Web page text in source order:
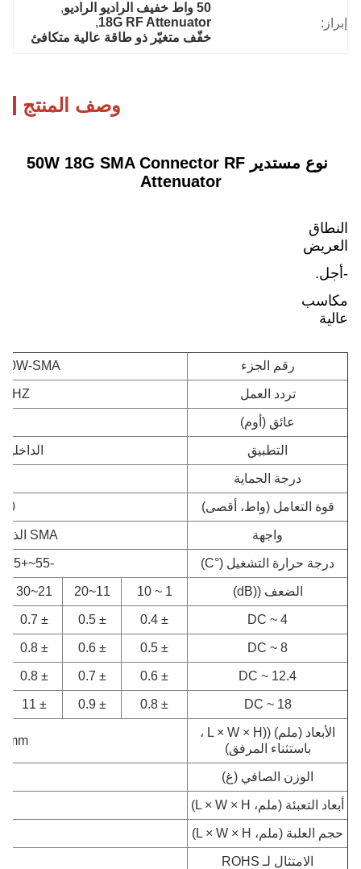
إبراز:
50 واط خفيف الراديو الراديو
,
18G RF Attenuator
,
خفّف متغيّر ذو طاقة عالية متكافئ
وصف المنتج
نوع مستدير 50W 18G SMA Connector RF
Attenuator
النطاق
العريض
-أجل.
مكاسب
عالية
رقم الجزء SMA
تردد العمل
عائق (أوم)
التطبيق
درجة الحماية
قوة التعامل (واط، أقصى) 50 واط
واجهة SMA الذكر-SMA الإناث
درجة حرارة التشغيل (°C) -55~+125 درجة مئوية
الضعف ((dB) 1 ~ 10
11~20
21~30
DC ~ 4
± 0.4
± 0.5
± 0.7
DC ~ 8
± 0.5
± 0.6
± 0.8
DC ~ 12.4
± 0.6
± 0.7
± 0.8
DC ~ 18
± 0.8
± 0.9
± 11
الأبعاد (ملم) ((L × W × H ،
باستثناء المرفق)
الوزن الصافي (غ)
أبعاد التعبئة (ملم، L × W × H)
حجم العلبة (ملم، L × W × H)
الامتثال لـ ROHS